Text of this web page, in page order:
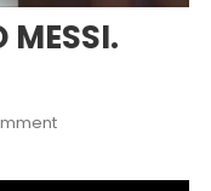
MESSI.
On
SENCILLEZ